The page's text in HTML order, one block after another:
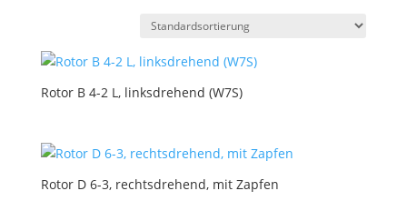
Rotor B 4-2 L, linksdrehend (W7S)
Rotor D 6-3, rechtsdrehend, mit Zapfen